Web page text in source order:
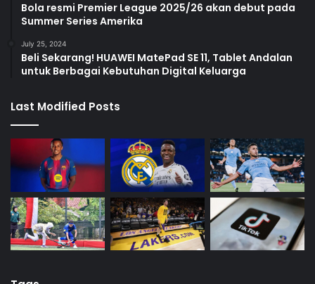
Bola resmi Premier League 2025/26 akan debut pada
Summer Series Amerika
July 25, 2024
Beli Sekarang! HUAWEI MatePad SE 11, Tablet Andalan
untuk Berbagai Kebutuhan Digital Keluarga
Last Modified Posts